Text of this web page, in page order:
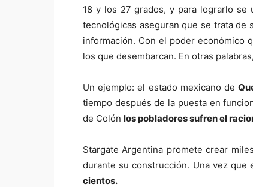
18 y los 27 grados, y para lograrlo se
tecnológicas aseguran que se trata de
información. Con el poder económico
los que desembarcan. En otras palabras,
Un ejemplo: el estado mexicano de
tiempo después de la puesta en
de Colón los pobladores sufren el
Stargate Argentina promete crear
durante su construcción. Una vez que
cientos.